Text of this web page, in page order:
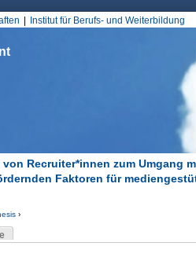
Institut für Berufs- und Weiterbildung
Recruiter*innen zum Umgang
Faktoren für
›